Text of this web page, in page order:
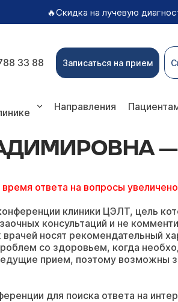
🔥Скидка на лучевую
33 88 Записаться на прием
Направления
ответа на вопросы увеличено
клиники ЦЭЛТ, цель
консультаций и не
носят рекомендательный
со здоровьем, когда
прием, поэтому возможны
для поиска ответа на